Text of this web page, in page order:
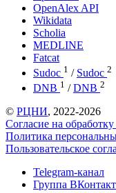
OpenAlex API
Wikidata
Scholia
MEDLINE
Fatcat
Sudoc 1 / Sudoc 2
DNB 1 / DNB 2
© РЦНИ, 2022-2026
Согласие на
Политика
Пользовательское
Telegram-канал
Группа